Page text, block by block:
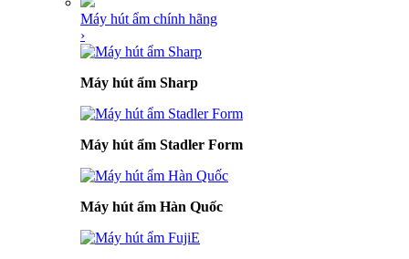
Máy hút ẩm chính hãng
›
Máy hút ẩm Sharp
Máy hút ẩm Stadler Form
Máy hút ẩm Hàn Quốc